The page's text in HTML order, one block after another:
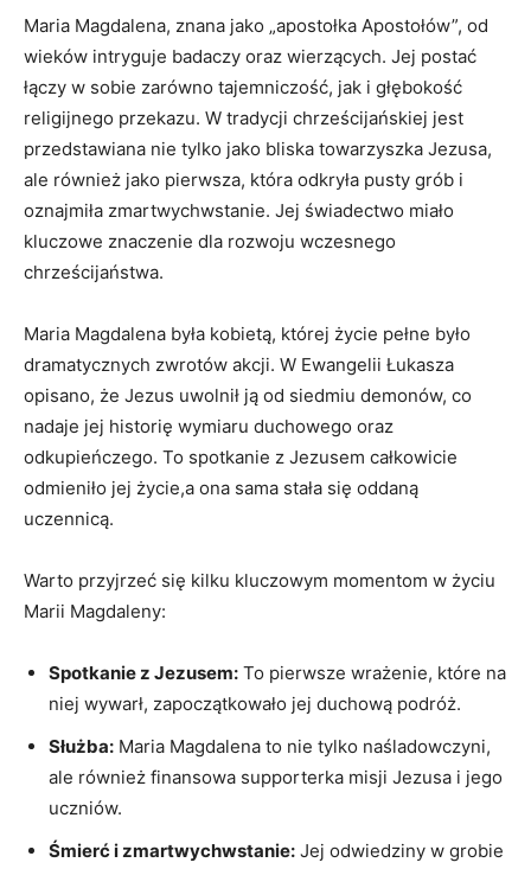
Maria Magdalena, znana jako „apostołka Apostołów”, od
wieków intryguje badaczy oraz⁣ wierzących. Jej postać
łączy w sobie zarówno ‌tajemniczość, jak​ i głębokość
religijnego ‍przekazu. W tradycji chrześcijańskiej jest
przedstawiana nie tylko jako bliska towarzyszka Jezusa,
ale​ również jako pierwsza, która odkryła pusty grób i⁢
oznajmiła zmartwychwstanie. Jej świadectwo miało
kluczowe znaczenie⁤ dla rozwoju wczesnego ​
chrześcijaństwa.
Maria​ Magdalena była kobietą, której życie pełne było
dramatycznych zwrotów akcji. W Ewangelii Łukasza‍
opisano,​ że Jezus uwolnił ją ⁣od siedmiu demonów, co
nadaje jej historię wymiaru duchowego oraz
odkupieńczego. To spotkanie z Jezusem całkowicie
⁣odmieniło‍ jej życie,a ona sama stała się ⁤oddaną
uczennicą.
Warto przyjrzeć ‌się kilku kluczowym momentom w życiu
Marii Magdaleny:
Spotkanie⁣ z Jezusem: To ‍pierwsze wrażenie, które na
niej wywarł, zapoczątkowało jej duchową podróż.
Służba: Maria Magdalena to nie tylko naśladowczyni,
ale również finansowa supporterka misji Jezusa i jego
uczniów.
Śmierć i⁤ zmartwychwstanie: Jej odwiedziny w grobie